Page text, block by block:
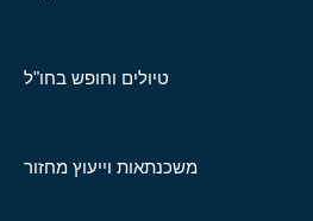
טיולים וחופש בחו"ל
משכנתאות וייעוץ מחזור